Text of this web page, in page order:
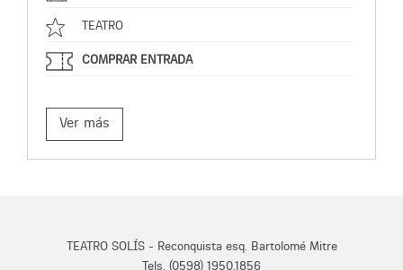
TEATRO
COMPRAR ENTRADA
Ver más
TEATRO SOLÍS - Reconquista esq. Bartolomé Mitre
Tels. (0598) 1950.1856